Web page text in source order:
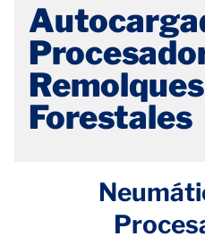
Remolques
Forestales